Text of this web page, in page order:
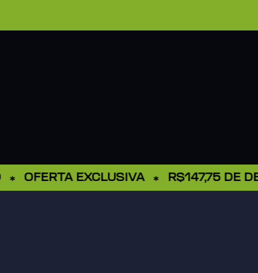
OFERTA EXCLUSIVA R$147,75 DE